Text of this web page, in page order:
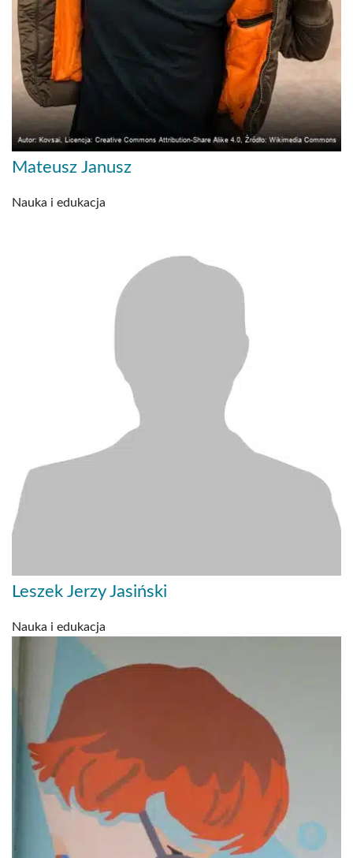
Mateusz Janusz
Nauka i edukacja
Leszek Jerzy Jasiński
Nauka i edukacja